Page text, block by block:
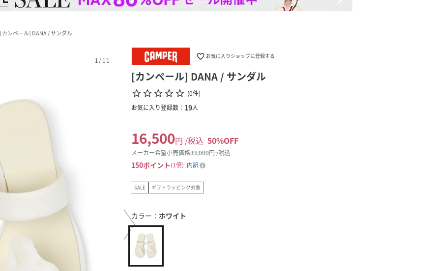
[カンペール] DANA / サンダル
1/11 favorite_border お気に入りショップに登録する
[カンペール] DANA / サンダル
star_borderstar_borderstar_borderstar_borderstar_border (0件)
お気に入り登録数： 19人
16,500円 /税込 50%OFF
メーカー希望小売価格33,000円 /税込
150ポイント 1倍 内訳
SALE ギフトラッピング対象
カラー： ホワイト